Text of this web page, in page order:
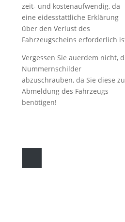
zeit- und kostenaufwendig, da
eine eidesstattliche Erklärung
über den Verlust des
Fahrzeugscheins erforderlich
Vergessen Sie auerdem nicht,
Nummernschilder
abzuschrauben, da Sie diese
Abmeldung des Fahrzeugs
benötigen!